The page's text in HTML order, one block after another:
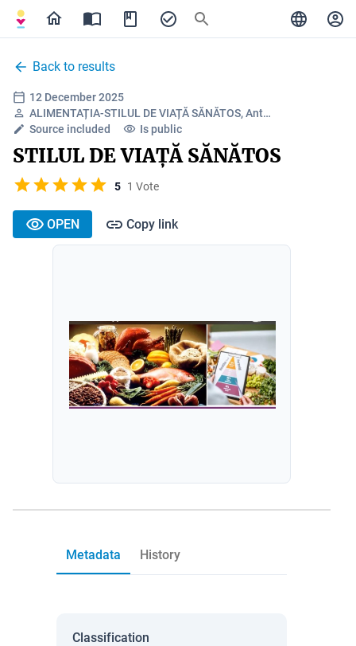
Back to results
12 December 2025
ALIMENTAȚIA-STILUL DE VIAȚĂ SĂNĂTOS, Ant…
Source included
Is public
STILUL DE VIAȚĂ SĂNĂTOS
5 1 Vote
OPEN Copy link
Metadata History
Classification